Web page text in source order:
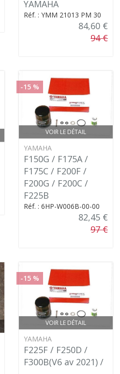
YAMAHA
Réf. : YMM 21013 PM 30
84,60 €
94 €
VOIR LE DÉTAIL
-15 %
YAMAHA
F150G / F175A /
F175C / F200F /
F200G / F200C /
F225B
Réf. : 6HP-W006B-00-00
82,45 €
97 €
VOIR LE DÉTAIL
-15 %
YAMAHA
F225F / F250D /
F300B(V6 av 2021) /